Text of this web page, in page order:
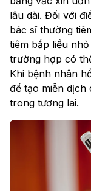
lâu dài. Đối với
bác sĩ thường
tiêm bắp liều
trường hợp có
Khi bệnh nhân
để tạo miễn dịch
trong tương lai.